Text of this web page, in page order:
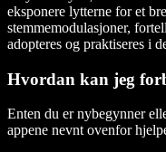
eksponere lytterne for et
stemmemodulasjoner,
adopteres og praktiseres i
Hvordan kan jeg
Enten du er nybegynner
appene nevnt ovenfor